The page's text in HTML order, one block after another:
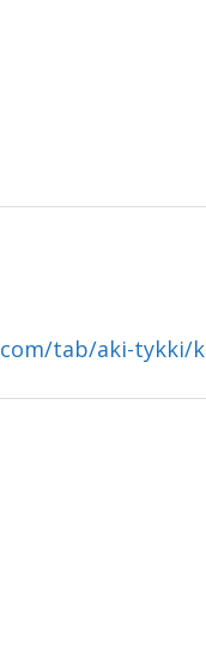
tab/aki-tykki/